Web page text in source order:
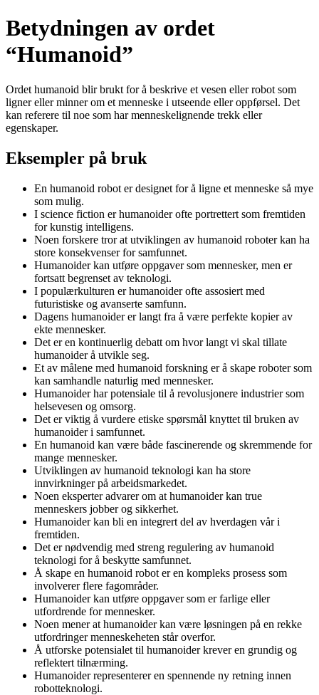
Betydningen av ordet
“Humanoid”
Ordet humanoid blir brukt for å beskrive et vesen eller robot som
ligner eller minner om et menneske i utseende eller oppførsel. Det
kan referere til noe som har menneskelignende trekk eller
egenskaper.
Eksempler på bruk
En humanoid robot er designet for å ligne et menneske så mye
som mulig.
I science fiction er humanoider ofte portrettert som fremtiden
for kunstig intelligens.
Noen forskere tror at utviklingen av humanoid roboter kan ha
store konsekvenser for samfunnet.
Humanoider kan utføre oppgaver som mennesker, men er
fortsatt begrenset av teknologi.
I populærkulturen er humanoider ofte assosiert med
futuristiske og avanserte samfunn.
Dagens humanoider er langt fra å være perfekte kopier av
ekte mennesker.
Det er en kontinuerlig debatt om hvor langt vi skal tillate
humanoider å utvikle seg.
Et av målene med humanoid forskning er å skape roboter som
kan samhandle naturlig med mennesker.
Humanoider har potensiale til å revolusjonere industrier som
helsevesen og omsorg.
Det er viktig å vurdere etiske spørsmål knyttet til bruken av
humanoider i samfunnet.
En humanoid kan være både fascinerende og skremmende for
mange mennesker.
Utviklingen av humanoid teknologi kan ha store
innvirkninger på arbeidsmarkedet.
Noen eksperter advarer om at humanoider kan true
menneskers jobber og sikkerhet.
Humanoider kan bli en integrert del av hverdagen vår i
fremtiden.
Det er nødvendig med streng regulering av humanoid
teknologi for å beskytte samfunnet.
Å skape en humanoid robot er en kompleks prosess som
involverer flere fagområder.
Humanoider kan utføre oppgaver som er farlige eller
utfordrende for mennesker.
Noen mener at humanoider kan være løsningen på en rekke
utfordringer menneskeheten står overfor.
Å utforske potensialet til humanoider krever en grundig og
reflektert tilnærming.
Humanoider representerer en spennende ny retning innen
robotteknologi.